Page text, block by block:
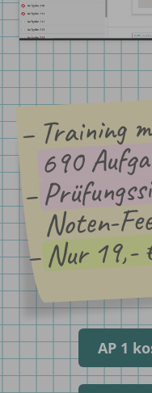
Training
690
Noten-
Nur 19,-
AP 1